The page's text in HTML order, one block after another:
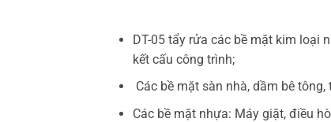
DT-05 tẩy rửa các bề mặt kim loại
kết cấu công trình;
Các bề mặt sàn nhà, dầm bê tông,
Các bề mặt nhựa: Máy giặt, điều